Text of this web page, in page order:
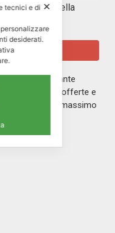
condizioni della
in costante
sulle nuove offerte e
Riceverai un massimo
✕
tecnici e di
desiderati.